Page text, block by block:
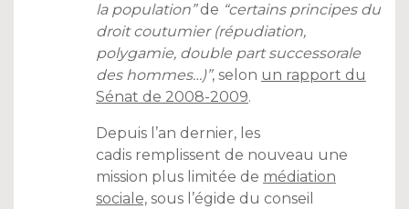
la population”de “certains principes du
droit coutumier (répudiation,
polygamie, double part successorale
des hommes…)”, selon un rapport du
Sénat de 2008-2009.
Depuis l’an dernier, les
cadis remplissent de nouveau une
mission plus limitée de médiation
sociale, sous l’égide du conseil